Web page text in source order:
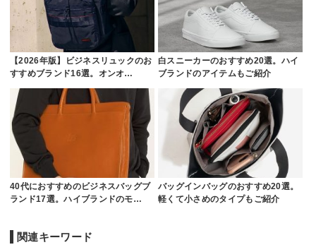
【2026年版】ビジネスリュックのお
すすめブランド16選。オンオ…
白スニーカーのおすすめ20選。ハイ
ブランドのアイテムもご紹介
40代におすすめのビジネスバッグブ
ランド17選。ハイブランドのモ…
バッグインバッグのおすすめ20選。
軽くて小さめのタイプもご紹介
関連キーワード